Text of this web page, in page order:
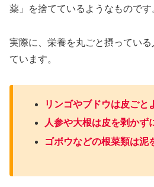
薬」を捨てているようなものです
実際に、栄養を丸ごと摂ってい
ています。
リンゴやブドウは皮ごと
人参や大根は皮を剥かず
ゴボウなどの根菜類は泥